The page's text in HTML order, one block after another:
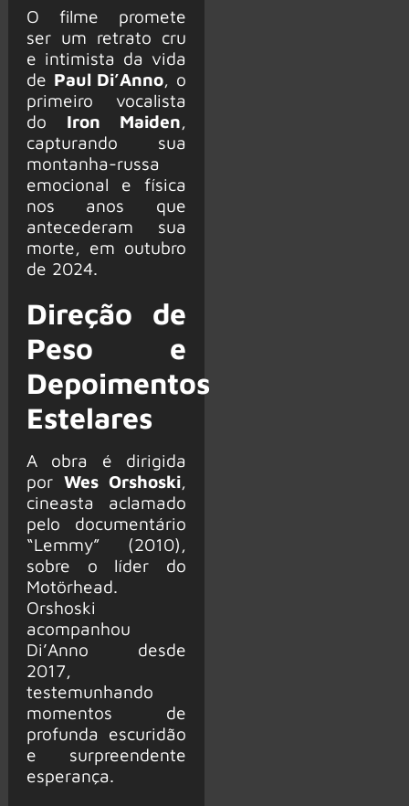
O filme promete
ser um retrato cru
e intimista da vida
de Paul Di’Anno , o
primeiro vocalista
do Iron Maiden
capturando sua
montanha-russa
emocional e física
nos anos que
antecederam sua
morte, em outubro
de 2024.
Direção de
Peso e
Depoimentos
Estelares
A obra é dirigida
por Wes Orshoski,
cineasta aclamado
pelo documentário
“Lemmy” (2010),
sobre o líder do
Motörhead.
Orshoski
acompanhou
Di’Anno desde
2017,
testemunhando
momentos de
profunda escuridão
e surpreendente
esperança.